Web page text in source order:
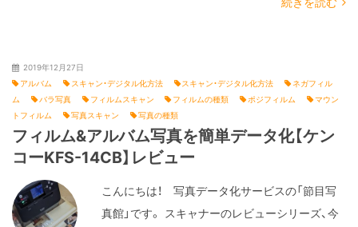
2019年12月27日
アルバム
スキャン・デジタル化方法 スキャン・デジタル化方法
ネガフィル
ム
バラ写真 フィルムスキャン フィルムの種類 ポジフィルム
マウン
トフィルム
写真スキャン 写真の種類
フィルム&アルバム写真を簡単データ化【ケン
コーKFS-14CB】レビュー
こんにちは！ 写真データ化サービスの「節目写
真館」です。 スキャナーのレビューシリーズ、今